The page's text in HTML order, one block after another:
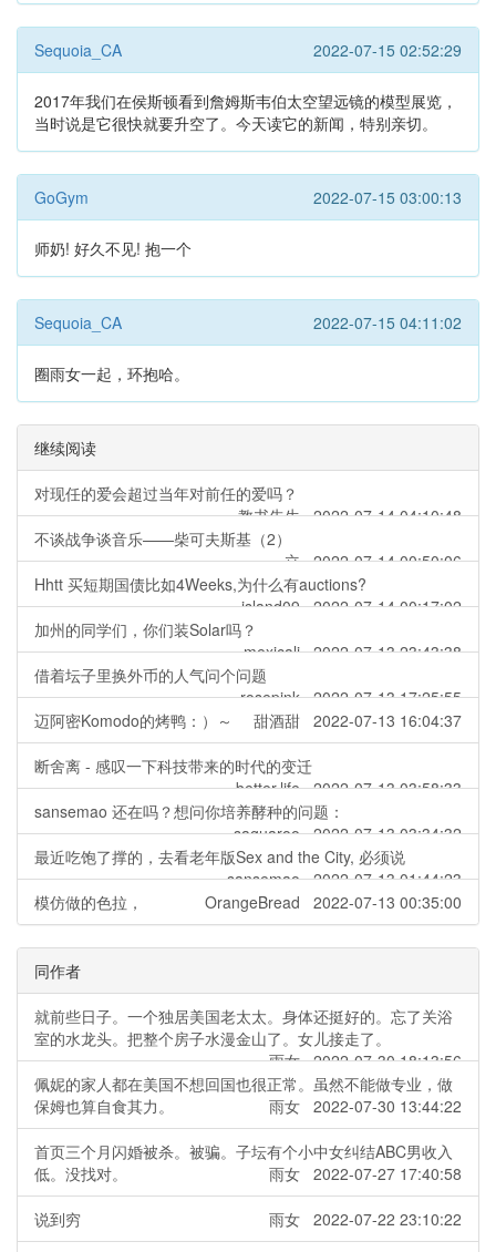
Sequoia_CA 2022-07-15 02:52:29
2017年我们在侯斯顿看到詹姆斯韦伯太空望远镜的模型展览，
当时说是它很快就要升空了。今天读它的新闻，特别亲切。
GoGym 2022-07-15 03:00:13
师奶! 好久不见! 抱一个
Sequoia_CA 2022-07-15 04:11:02
圈雨女一起，环抱哈。
继续阅读
对现任的爱会超过当年对前任的爱吗？
教书先生 2022-07-14 04:10:48
不谈战争谈音乐——柴可夫斯基（2）
立 2022-07-14 00:50:06
Hhtt 买短期国债比如4Weeks,为什么有auctions?
island09 2022-07-14 00:17:02
加州的同学们，你们装Solar吗？
mexicali 2022-07-13 23:43:38
借着坛子里换外币的人气问个问题
rosepink 2022-07-13 17:25:55
迈阿密Komodo的烤鸭：）～
甜酒甜 2022-07-13 16:04:37
断舍离 - 感叹一下科技带来的时代的变迁
better.life 2022-07-13 03:58:33
sansemao 还在吗？想问你培养酵种的问题：
saguaroo 2022-07-13 03:34:32
最近吃饱了撑的，去看老年版Sex and the City, 必须说
sansemao 2022-07-13 01:44:23
模仿做的色拉，
OrangeBread 2022-07-13 00:35:00
同作者
就前些日子。一个独居美国老太太。身体还挺好的。忘了关浴
室的水龙头。把整个房子水漫金山了。女儿接走了。
雨女 2022-07-30 18:13:56
佩妮的家人都在美国不想回国也很正常。虽然不能做专业，做
保姆也算自食其力。
雨女 2022-07-30 13:44:22
首页三个月闪婚被杀。被骗。子坛有个小中女纠结ABC男收入
低。没找对。
雨女 2022-07-27 17:40:58
说到穷 雨女 2022-07-22 23:10:22